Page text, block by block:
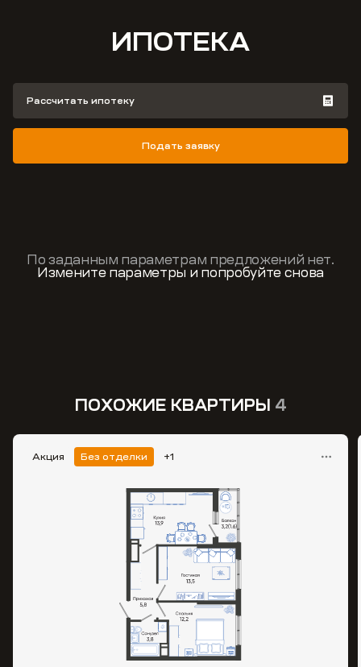
ИПОТЕКА
Подать заявку
Рассчитать ипотеку
По заданным параметрам предложений нет.
Измените параметры и попробуйте снова
ПОХОЖИЕ КВАРТИРЫ 4
Акция Без отделки +1